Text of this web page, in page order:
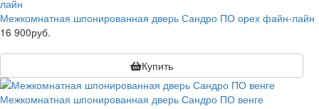
Межкомнатная шпонированная дверь Сандро ПО орех файн-лайн
16 900руб.
Купить
Межкомнатная шпонированная дверь Сандро ПО венге